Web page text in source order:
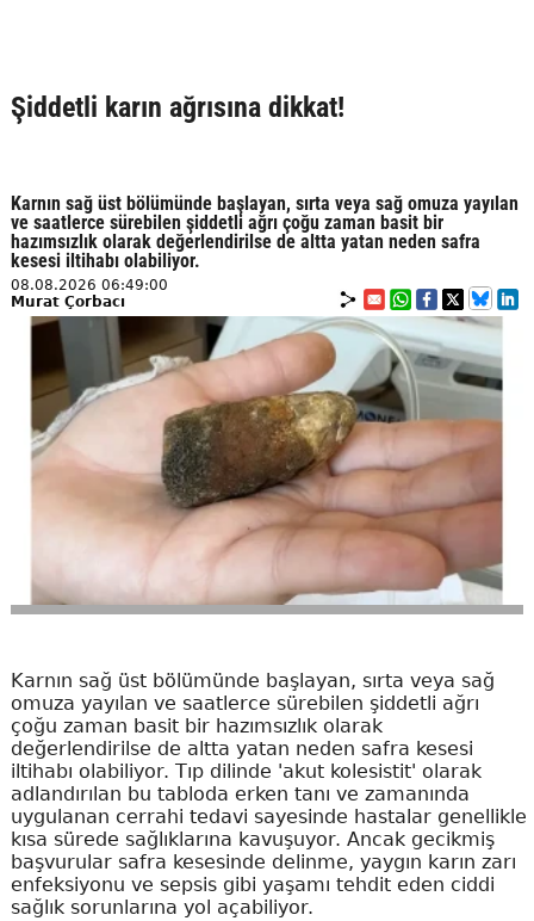
Şiddetli karın ağrısına dikkat!
Karnın sağ üst bölümünde başlayan, sırta veya sağ omuza yayılan
ve saatlerce sürebilen şiddetli ağrı çoğu zaman basit bir
hazımsızlık olarak değerlendirilse de altta yatan neden safra
kesesi iltihabı olabiliyor.
08.08.2026 06:49:00
Murat Çorbacı
Karnın sağ üst bölümünde başlayan, sırta veya sağ
omuza yayılan ve saatlerce sürebilen şiddetli ağrı
çoğu zaman basit bir hazımsızlık olarak
değerlendirilse de altta yatan neden safra kesesi
iltihabı olabiliyor. Tıp dilinde 'akut kolesistit' olarak
adlandırılan bu tabloda erken tanı ve zamanında
uygulanan cerrahi tedavi sayesinde hastalar genellikle
kısa sürede sağlıklarına kavuşuyor. Ancak gecikmiş
başvurular safra kesesinde delinme, yaygın karın zarı
enfeksiyonu ve sepsis gibi yaşamı tehdit eden ciddi
sağlık sorunlarına yol açabiliyor.